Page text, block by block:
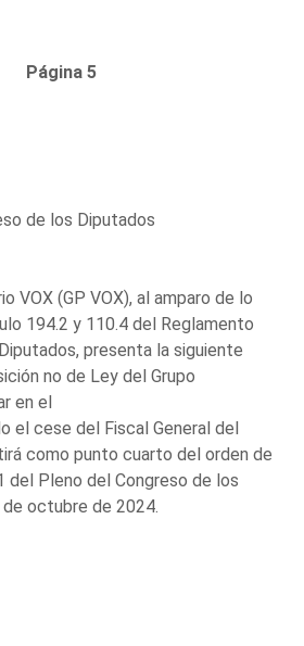
Página 5
de los Diputados
VOX (GP VOX), al amparo de lo
194.2 y 110.4 del Reglamento
presenta la siguiente
no de Ley del Grupo
en el
el cese del Fiscal General del
como punto cuarto del orden de
del Pleno del Congreso de los
octubre de 2024.